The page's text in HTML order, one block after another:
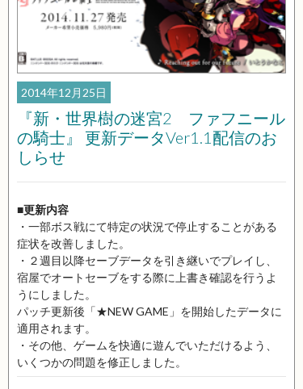
2014年12月25日
『新・世界樹の迷宮2 ファフニール
の騎士』 更新データVer1.1配信のお
しらせ
■更新内容
・一部ボス戦にて特定の状況で停止することがある
症状を改善しました。
・２週目以降セーブデータを引き継いでプレイし、
宿屋でオートセーブをする際に上書き確認を行うよ
うにしました。
パッチ更新後「★NEW GAME」を開始したデータに
適用されます。
・その他、ゲームを快適に遊んでいただけるよう、
いくつかの問題を修正しました。